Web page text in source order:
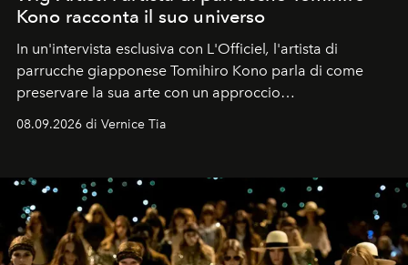
Kono racconta il suo universo
In un'intervista esclusiva con L'Officiel , l'artista di
parrucche giapponese Tomihiro Kono parla di come
preservare la sua arte con un approccio
contemporaneo.
08.09.2026 di Vernice Tia